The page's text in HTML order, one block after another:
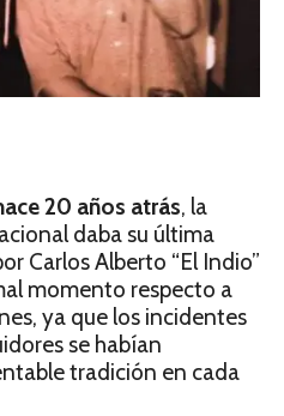
20 años atrás, la
daba su última
Carlos Alberto “El Indio”
momento respecto a
ya que los incidentes
se habían
tradición en cada